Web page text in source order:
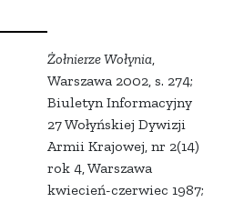
Żołnierze Wołynia,
Warszawa 2002, s. 274;
Biuletyn Informacyjny
27 Wołyńskiej Dywizji
Armii Krajowej, nr 2(14)
rok 4, Warszawa
kwiecień-czerwiec 1987;